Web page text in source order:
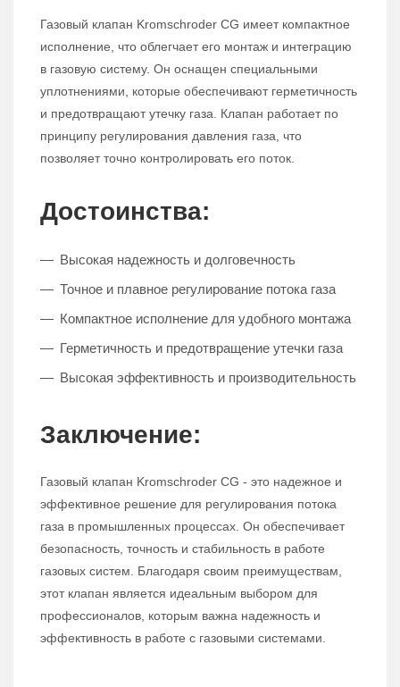
Газовый клапан Kromschroder CG имеет компактное
исполнение, что облегчает его монтаж и интеграцию
в газовую систему. Он оснащен специальными
уплотнениями, которые обеспечивают герметичность
и предотвращают утечку газа. Клапан работает по
принципу регулирования давления газа, что
позволяет точно контролировать его поток.
Достоинства:
Высокая надежность и долговечность
Точное и плавное регулирование потока газа
Компактное исполнение для удобного монтажа
Герметичность и предотвращение утечки газа
Высокая эффективность и производительность
Заключение:
Газовый клапан Kromschroder CG - это надежное и
эффективное решение для регулирования потока
газа в промышленных процессах. Он обеспечивает
безопасность, точность и стабильность в работе
газовых систем. Благодаря своим преимуществам,
этот клапан является идеальным выбором для
профессионалов, которым важна надежность и
эффективность в работе с газовыми системами.